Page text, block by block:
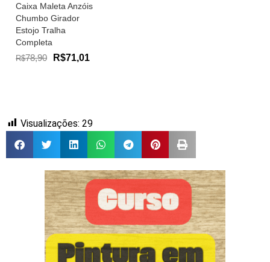
Caixa Maleta Anzóis
Chumbo Girador
Estojo Tralha
Completa
R$78,90 R$71,01
Visualizações: 29